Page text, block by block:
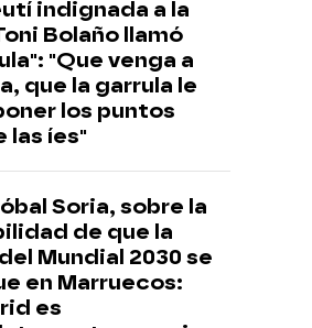
indignada a la
Bolaño llamó
"Que venga a
que la garrula le
los puntos
las íes"
Soria, sobre la
de que la
Mundial 2030 se
en Marruecos:
es